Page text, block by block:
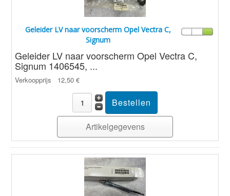
Geleider LV naar voorscherm Opel Vectra C,
Signum
Geleider LV naar voorscherm Opel Vectra C,
Signum 1406545, ...
Verkoopprijs 12,50 €
Artikelgegevens